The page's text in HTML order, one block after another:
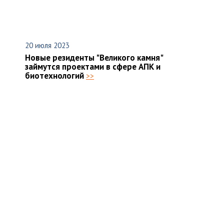
20 июля 2023
Новые резиденты "Великого камня"
займутся проектами в сфере АПК и
биотехнологий >>